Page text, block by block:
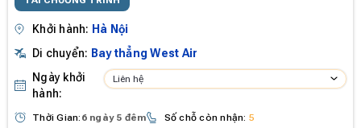
Khởi hành: Hà Nội
Di chuyển: Bay thẳng West Air
Ngày khởi
hành:
Liên hệ
Thời Gian: 6 ngày 5 đêm Số chỗ còn nhận: 5